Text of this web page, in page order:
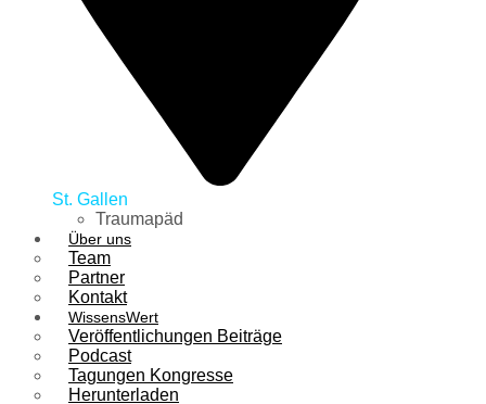
St. Gallen
Traumapäd
Über uns
Team
Partner
Kontakt
WissensWert
Veröffentlichungen Beiträge
Podcast
Tagungen Kongresse
Herunterladen